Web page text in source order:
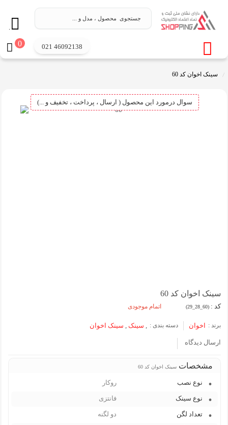
.
0 021 46092138
سینک اخوان کد 60
سوال درمورد این محصول ( ارسال ، پرداخت ، تخفیف و ...)
سینک اخوان کد 60
کد : (60_28_29) اتمام موجودی
برند : اخوان دسته بندی : , سینک , سینک اخوان
ارسال دیدگاه
مشخصات سینک اخوان کد 60
نوع نصب روکار
نوع سینک فانتزی
تعداد لگن دو لگنه